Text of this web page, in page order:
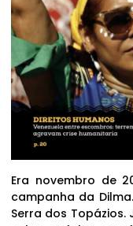
Era novembro de
campanha da
Serra dos